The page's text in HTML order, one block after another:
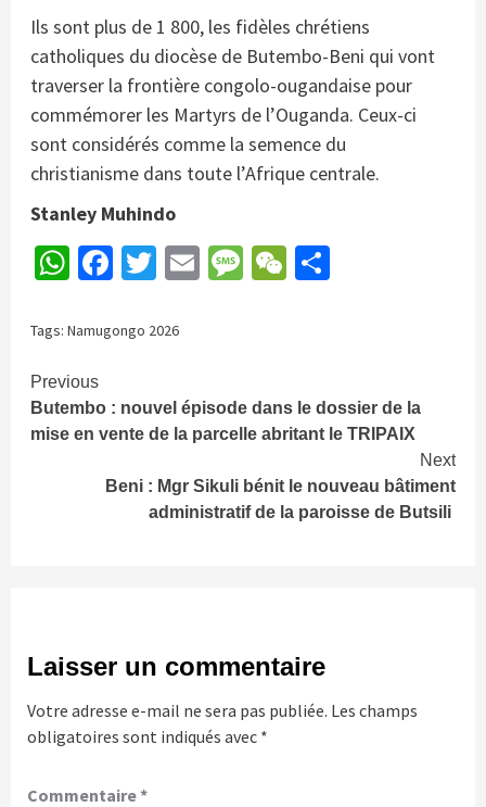
Ils sont plus de 1 800, les fidèles chrétiens
catholiques du diocèse de Butembo-Beni qui vont
traverser la frontière congolo-ougandaise pour
commémorer les Martyrs de l’Ouganda. Ceux-ci
sont considérés comme la semence du
christianisme dans toute l’Afrique centrale.
Stanley Muhindo
WhatsApp
Facebook
Twitter
EmailMessage
WeChat
Tags: Namugongo 2026
Continue
Reading
Previous
Butembo : nouvel épisode dans le dossier de la
mise en vente de la parcelle abritant le TRIPAIX
Next
Beni : Mgr Sikuli bénit le nouveau bâtiment
administratif de la paroisse de Butsili
Laisser un commentaire
Votre adresse e-mail ne sera pas publiée. Les champs
obligatoires sont indiqués avec *
Commentaire*